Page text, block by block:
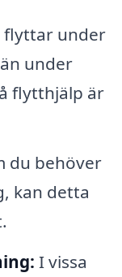
flyttar under
under
flytthjälp är
du behöver
kan detta
I vissa